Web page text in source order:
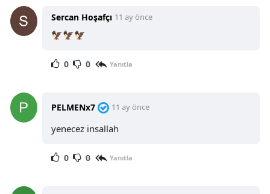
Sercan Hoşafçı 11 ay önce
🦅🦅🦅
0 0 Yanıtla
PELMENx7 11 ay önce
yenecez insallah
0 0 Yanıtla